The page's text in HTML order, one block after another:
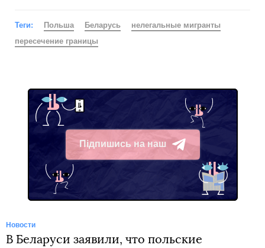
Теги: Польша Беларусь
нелегальные мигранты
пересечение границы
Підпишись на наш
Telegram
Новости
В Беларуси заявили, что польские